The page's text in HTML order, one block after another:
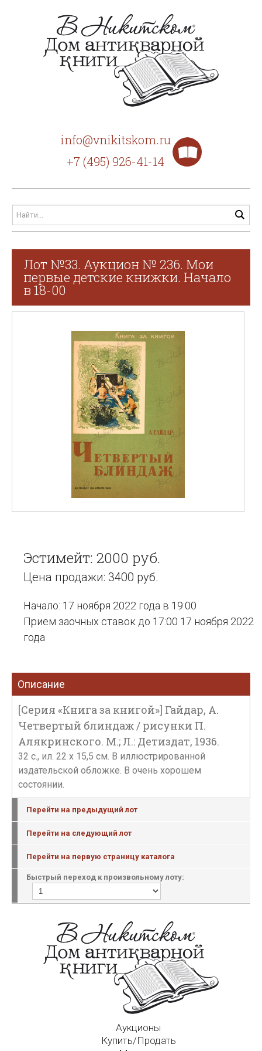
info@vnikitskom.ru
+7 (495) 926-41-14
Лот №33. Аукцион № 236. Мои
первые детские книжки. Начало
в 18-00
Эстимейт: 2000 руб.
Цена продажи: 3400 руб.
Начало: 17 ноября 2022 года в 19:00
Прием заочных ставок до 17:00 17 ноября 2022
года
Описание
[Серия «Книга за книгой»] Гайдар, А.
Четвертый блиндаж / рисунки П.
Алякринского. М.; Л.: Детиздат, 1936.
32 с., ил. 22 х 15,5 см. В иллюстрированной
издательской обложке. В очень хорошем
состоянии.
Перейти на предыдущий лот
Перейти на следующий лот
Перейти на первую страницу каталога
Быстрый переход к произвольному лоту:
Аукционы
Купить/Продать